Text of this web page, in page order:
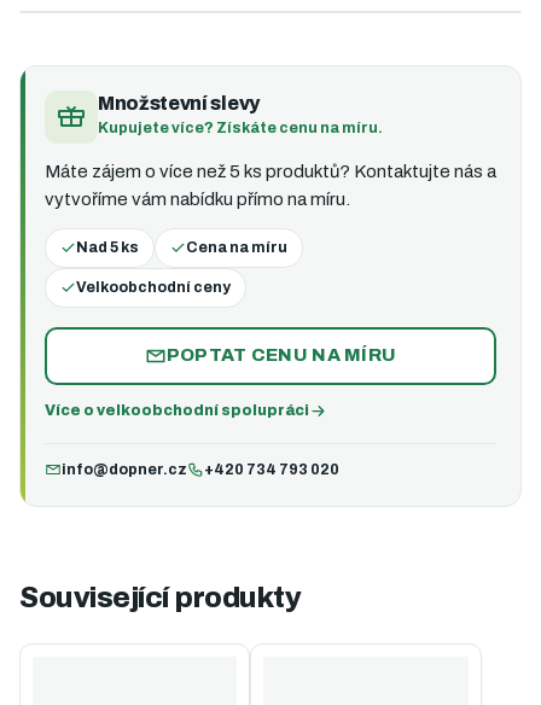
Množstevní slevy
Kupujete více? Získáte cenu na míru.
Máte zájem o více než 5 ks produktů? Kontaktujte nás a
vytvoříme vám nabídku přímo na míru.
Nad 5 ks Cena na míru
Velkoobchodní ceny
POPTAT CENU NA MÍRU
Více o velkoobchodní spolupráci
info@dopner.cz +420 734 793 020
Související produkty